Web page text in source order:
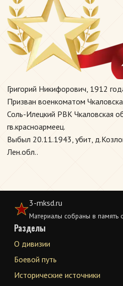
Григорий Никифорович, 1912
Призван военкоматом
Соль-Илецкий РВК Чкаловская
гв.красноармеец.
Выбыл 20.11.1943, убит,
Лен.обл..
3-mksd.ru
Материалы собраны в память
Разделы
О дивизии
Боевой путь
Исторические источники